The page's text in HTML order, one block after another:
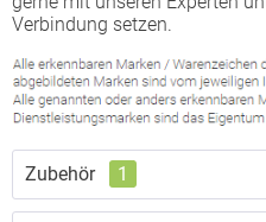
Verbindung setzen.
Zubehör 1